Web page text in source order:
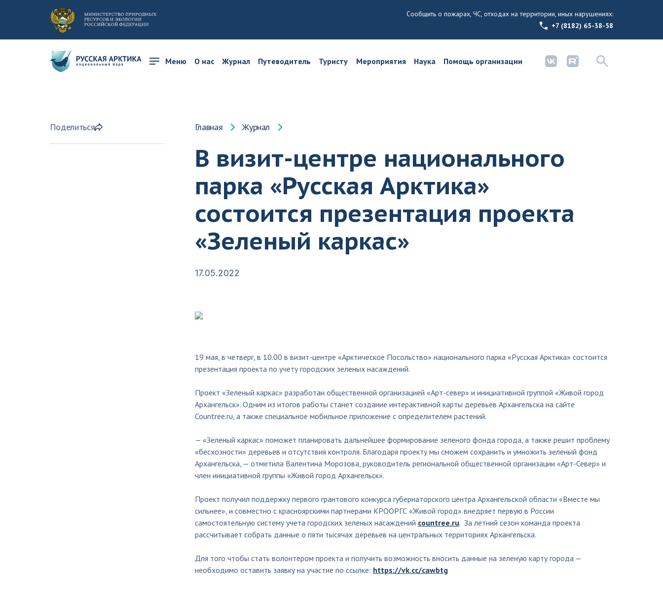
Сообщить о пожарах, ЧС, отходах на территории, иных нарушениях:
+7 (8182) 65-38-58
Меню О нас Журнал Путеводитель Туристу Мероприятия Наука Помощь организации
Поделиться Главная Журнал
В визит-центре национального
парка «Русская Арктика»
состоится презентация проекта
«Зеленый каркас»
17.05.2022
19 мая, в четверг, в 10.00 в визит-центре «Арктическое Посольство» национального парка «Русская Арктика» состоится
презентация проекта по учету городских зеленых насаждений.
Проект «Зеленый каркас» разработан общественной организацией «Арт-север» и инициативной группой «Живой город
Архангельск». Одним из итогов работы станет создание интерактивной карты деревьев Архангельска на сайте
Countree.ru, а также специальное мобильное приложение с определителем растений.
— «Зеленый каркас» поможет планировать дальнейшее формирование зеленого фонда города, а также решит проблему
«бесхозности» деревьев и отсутствия контроля. Благодаря проекту мы сможем сохранить и умножить зеленый фонд
Архангельска, — отметила Валентина Морозова, руководитель региональной общественной организации «Арт-Север» и
член инициативной группы «Живой город Архангельск».
Проект получил поддержку первого грантового конкурса губернаторского центра Архангельской области «Вместе мы
сильнее», и совместно с красноярскими партнерами КРООРГС «Живой город» внедряет первую в России
самостоятельную систему учета городских зеленых насаждений countree.ru. За летний сезон команда проекта
рассчитывает собрать данные о пяти тысячах деревьев на центральных территориях Архангельска.
Для того чтобы стать волонтером проекта и получить возможность вносить данные на зеленую карту города —
необходимо оставить заявку на участие по ссылке: https://vk.cc/cawbtg